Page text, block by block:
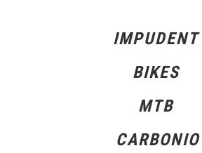
IMPUDENT
BIKES
MTB
CARBONIO